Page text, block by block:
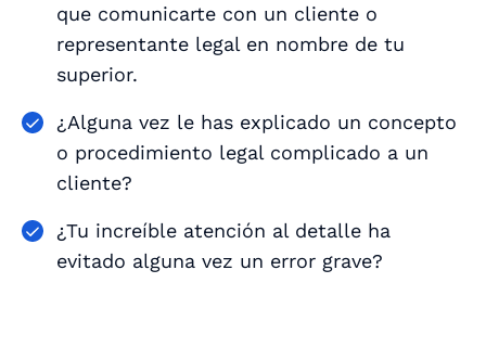
que comunicarte con un cliente o
representante legal en nombre de tu
superior.
¿Alguna vez le has explicado un concepto
o procedimiento legal complicado a un
cliente?
¿Tu increíble atención al detalle ha
evitado alguna vez un error grave?